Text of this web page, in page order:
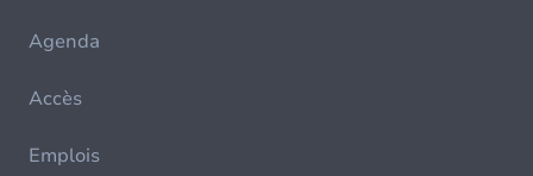
Agenda
Accès
Emplois